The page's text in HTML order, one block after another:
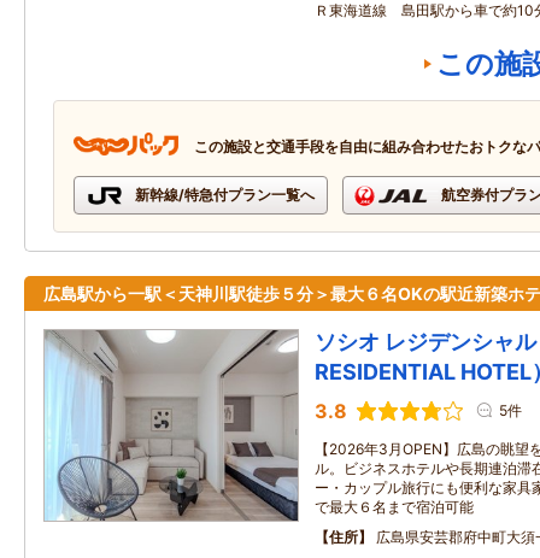
Ｒ東海道線 島田駅から車で約10
この施
この施設と交通手段を自由に組み合わせたおトクな
新幹線/特急付プラン一覧へ 航空券付プラ
広島駅から一駅＜天神川駅徒歩５分＞最大６名OKの駅近新築ホ
ソシオ レジデンシャ
RESIDENTIAL HOTEL
3.8 5件
【2026年3月OPEN】広島の眺望
ル。ビジネスホテルや長期連泊滞
ー・カップル旅行にも便利な家具
で最大６名まで宿泊可能
住所
広島県安芸郡府中町大須